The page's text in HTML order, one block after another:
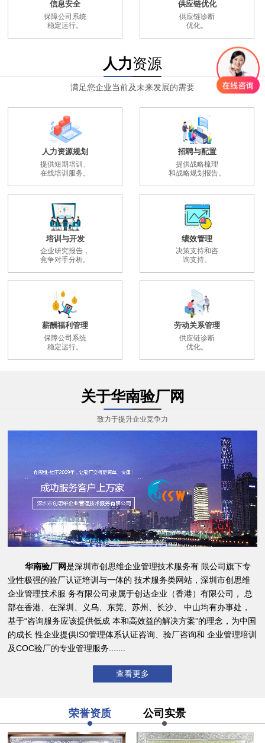
信息安全
保障公司系统
稳定运行。
供应链优化
供应链诊断
优化。
人力资源
满足您企业当前及未来发展的需要
人力资源规划
提供短期培训、
在线培训服务。
招聘与配置
提供战略梳理
和战略规划报告。
培训与开发
企业研究报告，
竞争对手分析。
绩效管理
决策支持和咨
询支持。
薪酬福利管理
保障公司系统
稳定运行。
劳动关系管理
供应链诊断
优化。
关于华南验厂网
致力于提升企业竞争力
华南验厂网是深圳市创思维企业管理技术服务有 限公司旗下专
业性极强的验厂认证培训与一体的 技术服务类网站，深圳市创思维
企业管理技术服 务有限公司隶属于创达企业（香港）有限公司， 总
部在香港、在深圳、义乌、东莞、苏州、长沙、 中山均有办事处，
基于“咨询服务应该提供低成 本和高效益的解决方案”的理念，为中国
的成长 性企业提供IS0管理体系认证咨询、验厂咨询和 企业管理培训
及COC验厂的专业管理服务.......
查看更多
荣誉资质 公司实景